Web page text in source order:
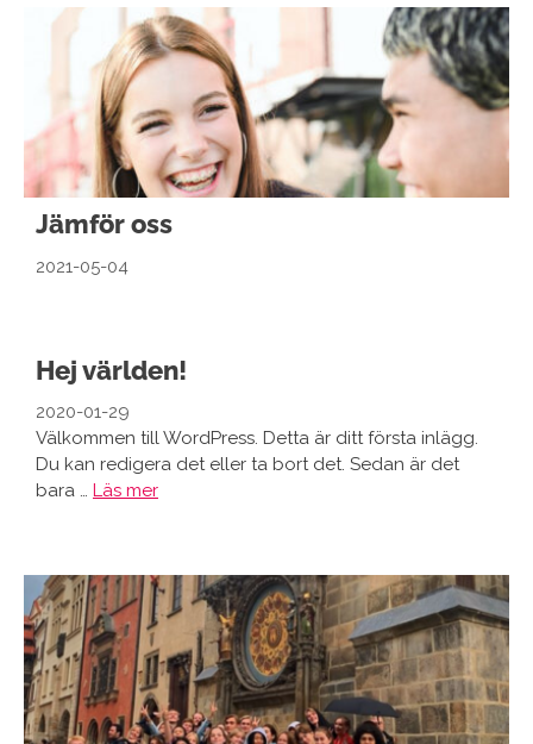
Jämför oss
2021-05-04
Hej världen!
2020-01-29
Välkommen till WordPress. Detta är ditt första inlägg.
Du kan redigera det eller ta bort det. Sedan är det
bara … Läs mer